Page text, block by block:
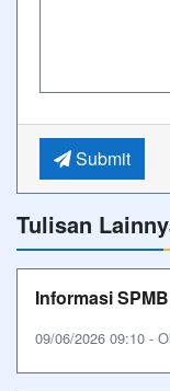
Submit
Tulisan
Informasi
09/06/2026 09:10 -